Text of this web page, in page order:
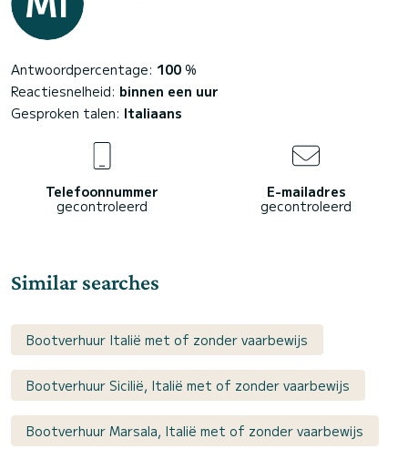
Antwoordpercentage: 100 %
Reactiesnelheid: binnen een uur
Gesproken talen: Italiaans
Telefoonnummer
gecontroleerd
E-mailadres
gecontroleerd
Similar searches
Bootverhuur Italië met of zonder vaarbewijs
Bootverhuur Sicilië, Italië met of zonder vaarbewijs
Bootverhuur Marsala, Italië met of zonder vaarbewijs